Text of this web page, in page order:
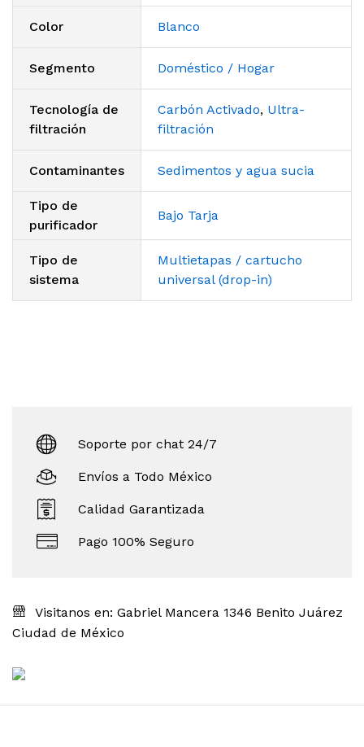
Color Blanco
Segmento Doméstico / Hogar
Tecnología de
filtración
Carbón Activado, Ultra-
filtración
Contaminantes Sedimentos y agua sucia
Tipo de
purificador
Bajo Tarja
Tipo de
sistema
Multietapas / cartucho
universal (drop-in)
Soporte por chat 24/7
Envíos a Todo México
Calidad Garantizada
Pago 100% Seguro
Visitanos en: Gabriel Mancera 1346 Benito Juárez
Ciudad de México